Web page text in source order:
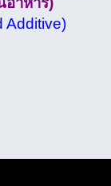
Additive)